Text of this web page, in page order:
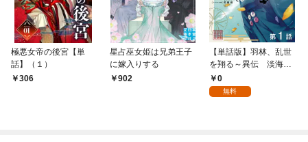
極悪女帝の後宮【単
話】（１）
306
星占巫女姫は兄弟王子
に嫁入りする
902
【単話版】羽林、乱世
を翔る～異伝 淡海乃
海～ 第1話
0
無料